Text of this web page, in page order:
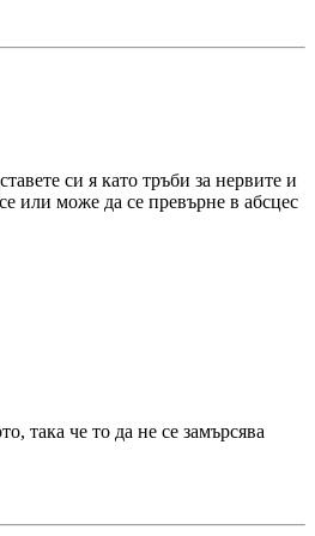
си я като тръби за нервите и
или може да се превърне в абсцес
така че то да не се замърсява